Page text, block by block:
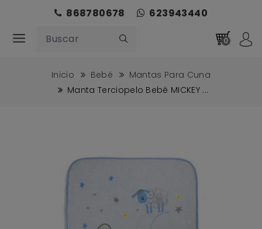
868780678 623943440
0
Inicio Bebé
Mantas Para Cuna
Manta Terciopelo Bebé MICKEY ...